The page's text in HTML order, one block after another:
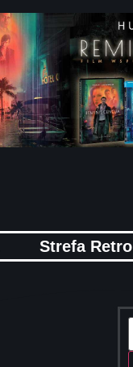
Strefa Retro